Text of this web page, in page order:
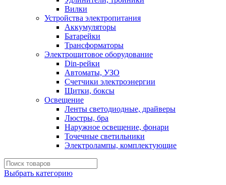
Вилки
Устройства электропитания
Аккумуляторы
Батарейки
Трансформаторы
Электрощитовое оборудование
Din-рейки
Автоматы, УЗО
Счетчики электроэнергии
Щитки, боксы
Освещение
Ленты светодиодные, драйверы
Люстры, бра
Наружное освещение, фонари
Точечные светильники
Электролампы, комплектующие
Выбрать категорию